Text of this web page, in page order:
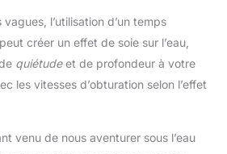
l’utilisation d’un temps
créer un effet de soie sur l’eau,
quiétudeet de profondeur à votre
les vitesses d’obturation selon l’effet
venu de nous aventurer sous l’eau